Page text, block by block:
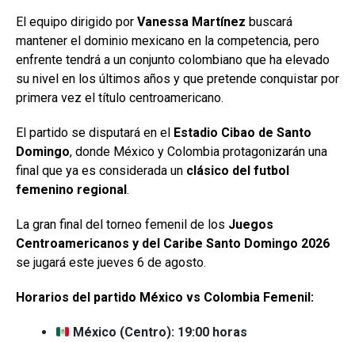
El equipo dirigido por Vanessa Martínez buscará
mantener el dominio mexicano en la competencia, pero
enfrente tendrá a un conjunto colombiano que ha elevado
su nivel en los últimos años y que pretende conquistar por
primera vez el título centroamericano.
El partido se disputará en el Estadio Cibao de Santo
Domingo, donde México y Colombia protagonizarán una
final que ya es considerada un clásico del futbol
femenino regional.
La gran final del torneo femenil de los Juegos
Centroamericanos y del Caribe Santo Domingo 2026
se jugará este jueves 6 de agosto.
Horarios del partido México vs Colombia Femenil:
México (Centro): 19:00 horas